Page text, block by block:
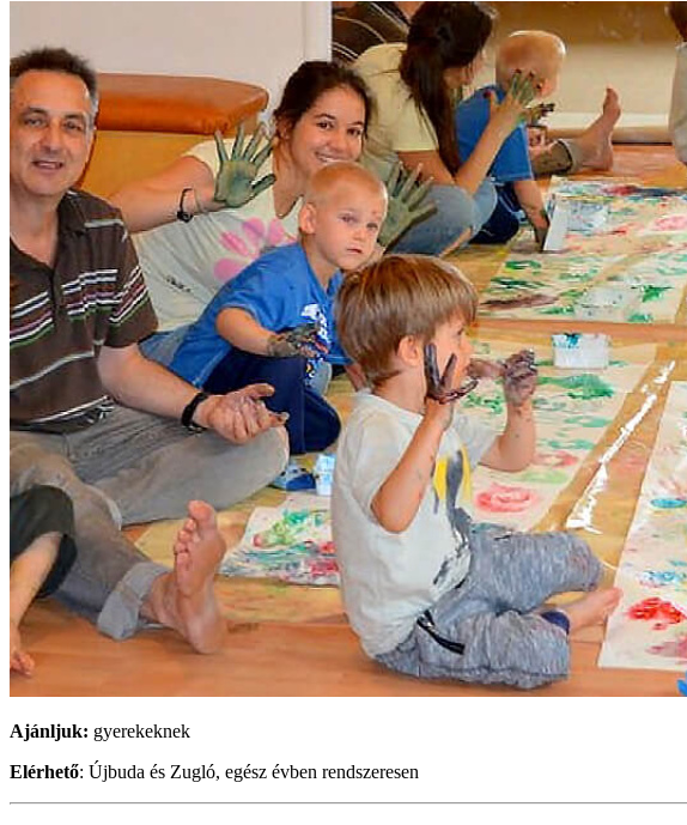
Ajánljuk: gyerekeknek
Elérhető: Újbuda és Zugló, egész évben rendszeresen